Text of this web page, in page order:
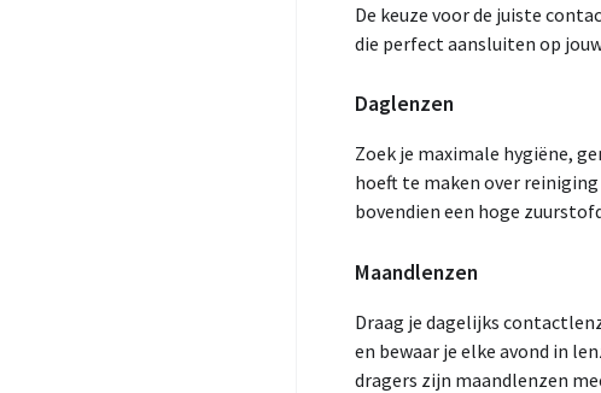
De keuze voor de juiste
die perfect aansluiten op
Daglenzen
Zoek je maximale hygiëne,
hoeft te maken over
bovendien een hoge
Maandlenzen
Draag je dagelijks
en bewaar je elke avond in
dragers zijn maandlenzen